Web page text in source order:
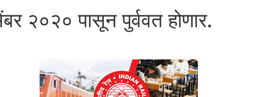
२०२० पासून पुर्ववत होणार.